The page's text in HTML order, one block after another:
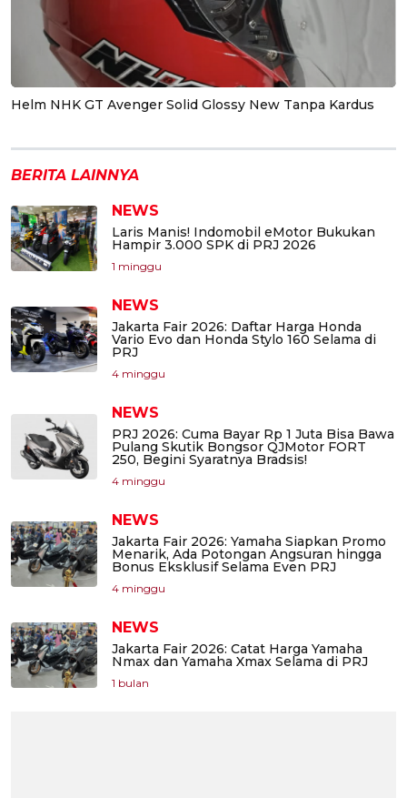
Helm NHK GT Avenger Solid Glossy New Tanpa Kardus
BERITA LAINNYA
NEWS
Laris Manis! Indomobil eMotor Bukukan
Hampir 3.000 SPK di PRJ 2026
1 minggu
NEWS
Jakarta Fair 2026: Daftar Harga Honda
Vario Evo dan Honda Stylo 160 Selama di
PRJ
4 minggu
NEWS
PRJ 2026: Cuma Bayar Rp 1 Juta Bisa Bawa
Pulang Skutik Bongsor QJMotor FORT
250, Begini Syaratnya Bradsis!
4 minggu
NEWS
Jakarta Fair 2026: Yamaha Siapkan Promo
Menarik, Ada Potongan Angsuran hingga
Bonus Eksklusif Selama Even PRJ
4 minggu
NEWS
Jakarta Fair 2026: Catat Harga Yamaha
Nmax dan Yamaha Xmax Selama di PRJ
1 bulan